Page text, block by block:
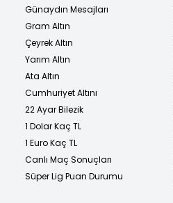
Günaydın Mesajları
Gram Altın
Çeyrek Altın
Yarım Altın
Ata Altın
Cumhuriyet Altını
22 Ayar Bilezik
1 Dolar Kaç TL
1 Euro Kaç TL
Canlı Maç Sonuçları
Süper Lig Puan Durumu